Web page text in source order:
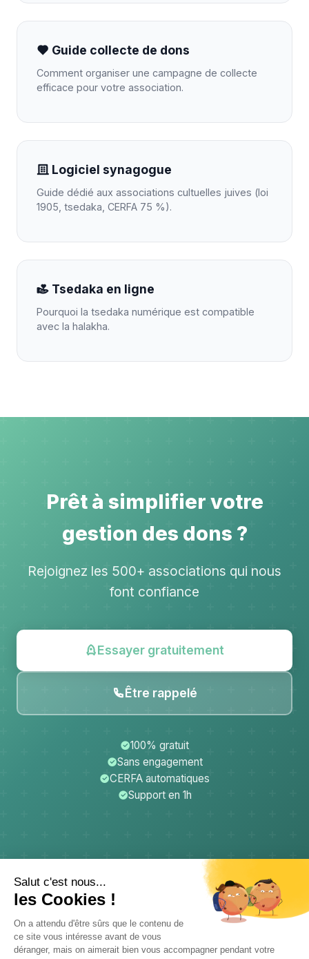
Guide collecte de dons
Comment organiser une campagne de collecte
efficace pour votre association.
Logiciel synagogue
Guide dédié aux associations cultuelles juives (loi
1905, tsedaka, CERFA 75 %).
Tsedaka en ligne
Pourquoi la tsedaka numérique est compatible
avec la halakha.
Prêt à simplifier votre
gestion des dons ?
Rejoignez les 500+ associations qui nous
font confiance
Essayer gratuitement
Être rappelé
100% gratuit
Sans engagement
CERFA automatiques
Support en 1h
CerfApp
DonateursMentions légalesConfidentialité